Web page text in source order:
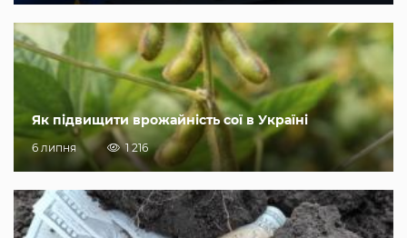
Як підвищити врожайність сої в Україні
6 липня 1 216